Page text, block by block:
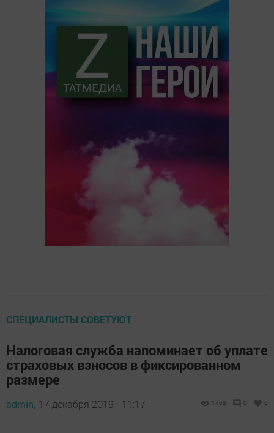
СПЕЦИАЛИСТЫ СОВЕТУЮТ
Налоговая служба напоминает об уплате
страховых взносов в фиксированном
размере
admin, 17 декабря 2019 - 11:17 1468 0 0